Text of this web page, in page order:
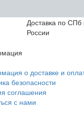
Доставка по СПб
России
о доставке и
безопасности
соглашения
с нами